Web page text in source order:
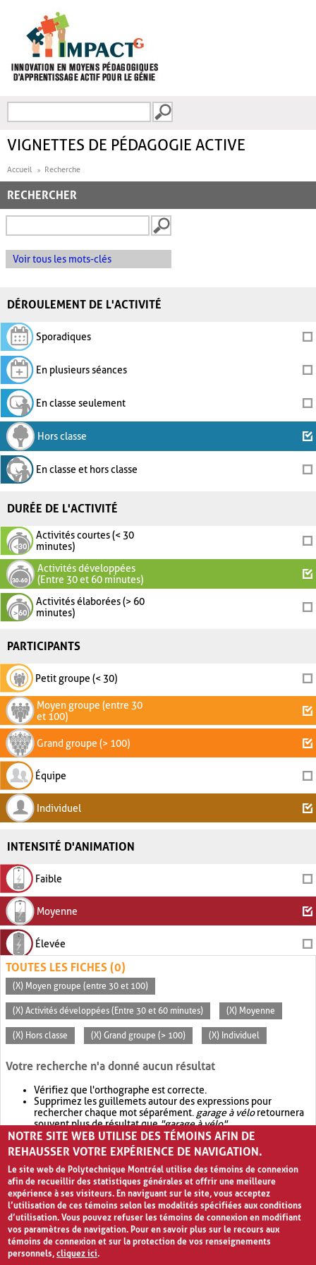
FORMULAIRE DE
VIGNETTES DE PÉDAGOGIE ACTIVE
Accueil Recherche
RECHERCHER
Voir tous les mots-clés
DÉROULEMENT DE L'ACTIVITÉ
Sporadiques
En plusieurs séances
En classe seulement
Hors classe
En classe et hors classe
DURÉE DE L'ACTIVITÉ
Activités courtes (< 30
minutes)
Activités développées
(Entre 30 et 60 minutes)
Activités élaborées (> 60
minutes)
PARTICIPANTS
Petit groupe (< 30)
Moyen groupe (entre 30
et 100)
Grand groupe (> 100)
Équipe
Individuel
INTENSITÉ D'ANIMATION
Faible
Moyenne
Élevée
TOUTES LES FICHES (0)
(X) Moyen groupe (entre 30 et 100)
(X) Activités développées (Entre 30 et 60 minutes) (X) Moyenne
(X) Hors classe (X) Grand groupe (> 100) (X) Individuel
Votre recherche n'a donné aucun résultat
Vérifiez que l'orthographe est correcte.
Supprimez les guillemets autour des expressions pour
rechercher chaque mot séparément. garage à véloretournera
souvent plus de résultat que"garage à vélo".
Envisagez d'élargir votre recherche avec OR.garage OR vélo
retournera souvent plus de résultat quegarage à vélo
NOTRE SITE WEB UTILISE DES TÉMOINS AFIN DE
REHAUSSER VOTRE EXPÉRIENCE DE NAVIGATION.
Le site web de Polytechnique Montréal utilise des témoins de connexion
afin de recueillir des statistiques générales et offrir une meilleure
expérience à ses visiteurs. En naviguant sur le site, vous acceptez
l’utilisation de ces témoins selon les modalités spécifiées aux conditions
d’utilisation. Vous pouvez refuser les témoins de connexion en modifiant
vos paramètres de navigation. Pour en savoir plus sur le recours aux
témoins de connexion et sur la protection de vos renseignements
personnels,cliquez ici.